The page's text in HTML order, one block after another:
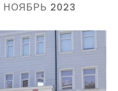
НОЯБРЬ 2023